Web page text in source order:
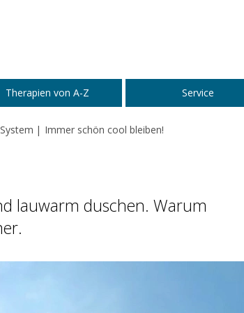
Therapien von A-Z Service
Immer schön cool bleiben!
lauwarm duschen. Warum